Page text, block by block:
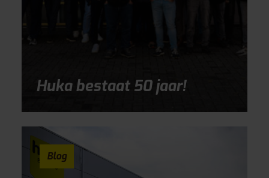
Huka bestaat 50 jaar!
Blog